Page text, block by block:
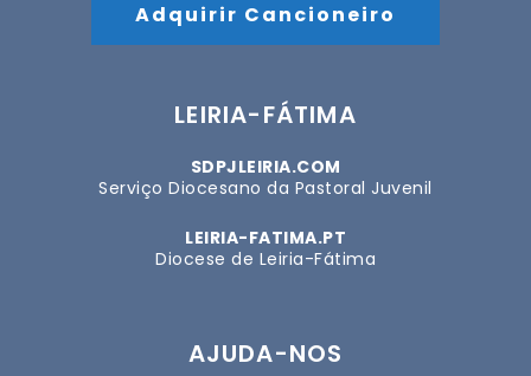
Adquirir Cancioneiro
LEIRIA-FÁTIMA
SDPJLEIRIA.COM
Serviço Diocesano da Pastoral Juvenil
LEIRIA-FATIMA.PT
Diocese de Leiria-Fátima
AJUDA-NOS